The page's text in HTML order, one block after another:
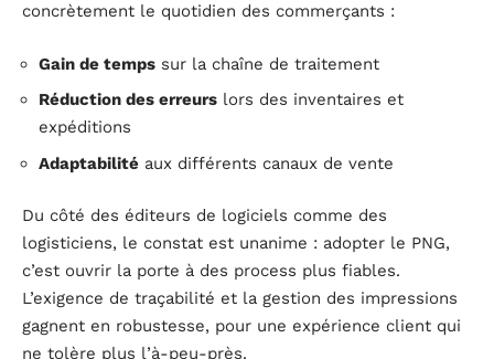
concrètement le quotidien des commerçants :
Gain de temps sur la chaîne de traitement
Réduction des erreurs lors des inventaires et
expéditions
Adaptabilité aux différents canaux de vente
Du côté des éditeurs de logiciels comme des
logisticiens, le constat est unanime : adopter le PNG,
c’est ouvrir la porte à des process plus fiables.
L’exigence de traçabilité et la gestion des impressions
gagnent en robustesse, pour une expérience client qui
ne tolère plus l’à-peu-près.